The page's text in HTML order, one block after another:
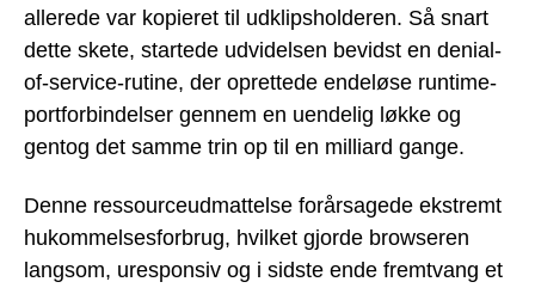
allerede var kopieret til udklipsholderen. Så snart
dette skete, startede udvidelsen bevidst en denial-
of-service-rutine, der oprettede endeløse runtime-
portforbindelser gennem en uendelig løkke og
gentog det samme trin op til en milliard gange.
Denne ressourceudmattelse forårsagede ekstremt
hukommelsesforbrug, hvilket gjorde browseren
langsom, uresponsiv og i sidste ende fremtvang et